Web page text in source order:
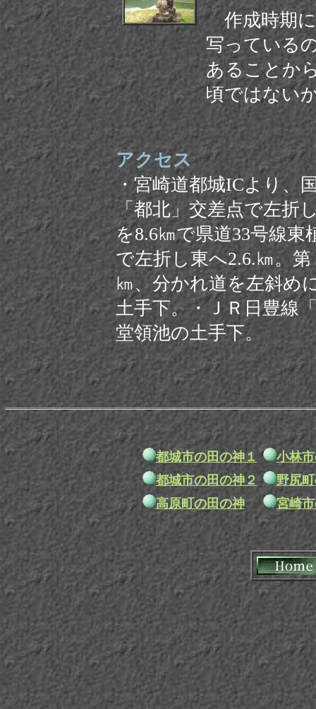
作成時期に
写っている
あることか
頃ではない
アクセス
・宮崎道都城ICより、
「都北」交差点で左折
を8.6㎞で県道33号線東
で左折し東へ2.6.㎞。
㎞、分かれ道を左斜め
土手下。・ＪＲ日豊線
堂領池の土手下。
都城市の田の神１
小林
都城市の田の神２
野尻
高原町の田の神
宮崎